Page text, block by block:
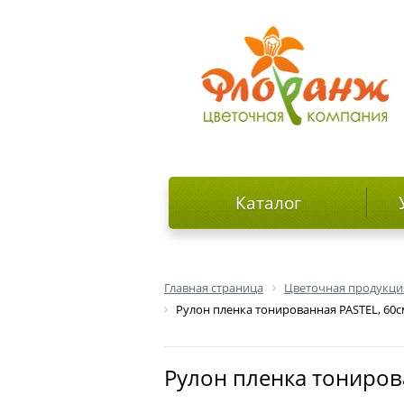
Каталог
Главная страница
Цветочная
Рулон пленка тонированная PASTEL,
Рулон пленка